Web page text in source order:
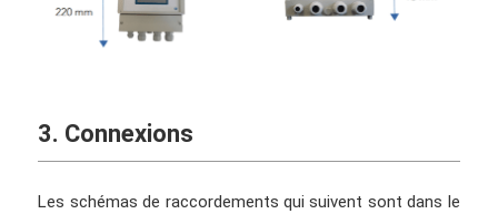
3. Connexions
Les schémas de raccordements qui suivent sont dans le